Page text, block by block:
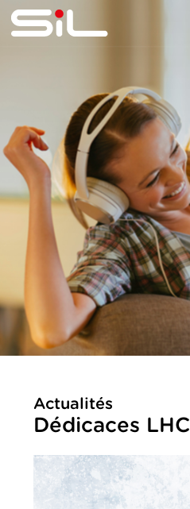
multimédia
Actualités
Dédicaces LHC